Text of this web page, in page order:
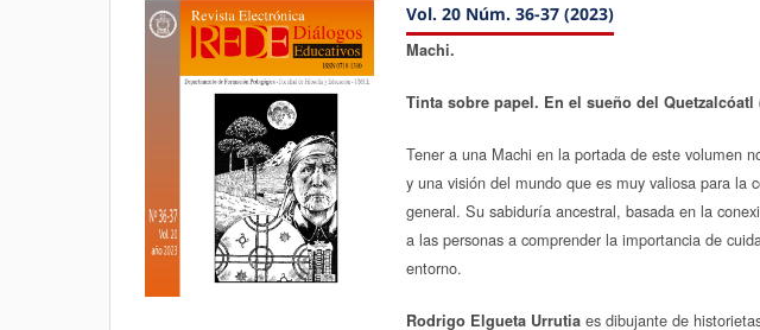
Vol. 20 Núm. 36-37 (2023)
Machi.
Tinta sobre papel. En el sueño del Quetzalcóatl
Tener a una Machi en la portada de este volumen
y una visión del mundo que es muy valiosa para la
general. Su sabiduría ancestral, basada en la
a las personas a comprender la importancia de
entorno.
Rodrigo Elgueta Urrutia es dibujante de